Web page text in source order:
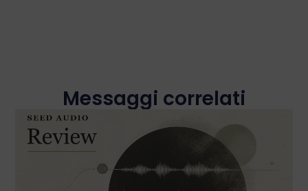
Messaggi correlati